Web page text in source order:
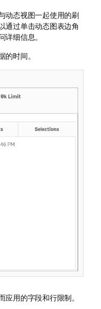
动态视图一起使用的刷
通过单击动态图表边角
详细信息。
时间。
应用的字段和行限制。